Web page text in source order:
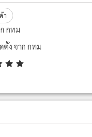
า
กทม
ตั้ง จาก กทม